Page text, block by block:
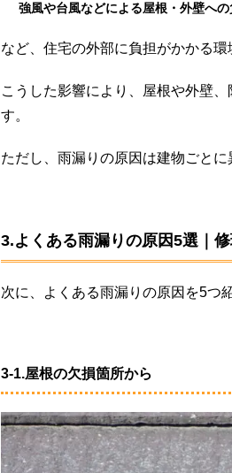
強風や台風などによる屋根・外壁への
など、住宅の外部に負担がかかる環
こうした影響により、屋根や外壁
す。
ただし、雨漏りの原因は建物ごと
3.よくある雨漏りの原因5選｜
次に、よくある雨漏りの原因を5つ
3-1.屋根の欠損箇所から